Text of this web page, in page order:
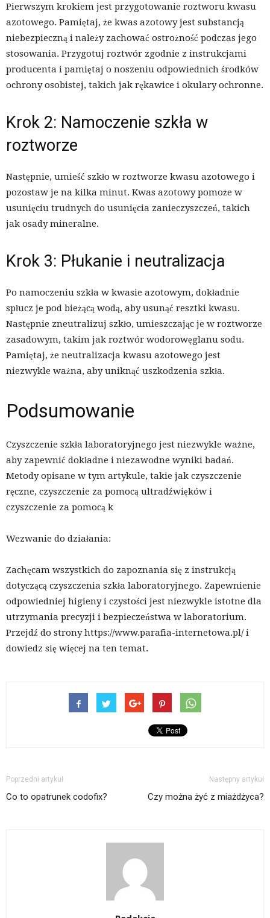
Pierwszym krokiem jest przygotowanie roztworu kwasu
azotowego. Pamiętaj, że kwas azotowy jest substancją
niebezpieczną i należy zachować ostrożność podczas jego
stosowania. Przygotuj roztwór zgodnie z instrukcjami
producenta i pamiętaj o noszeniu odpowiednich środków
ochrony osobistej, takich jak rękawice i okulary ochronne.
Krok 2: Namoczenie szkła w
roztworze
Następnie, umieść szkło w roztworze kwasu azotowego i
pozostaw je na kilka minut. Kwas azotowy pomoże w
usunięciu trudnych do usunięcia zanieczyszczeń, takich
jak osady mineralne.
Krok 3: Płukanie i neutralizacja
Po namoczeniu szkła w kwasie azotowym, dokładnie
spłucz je pod bieżącą wodą, aby usunąć resztki kwasu.
Następnie zneutralizuj szkło, umieszczając je w roztworze
zasadowym, takim jak roztwór wodorowęglanu sodu.
Pamiętaj, że neutralizacja kwasu azotowego jest
niezwykle ważna, aby uniknąć uszkodzenia szkła.
Podsumowanie
Czyszczenie szkła laboratoryjnego jest niezwykle ważne,
aby zapewnić dokładne i niezawodne wyniki badań.
Metody opisane w tym artykule, takie jak czyszczenie
ręczne, czyszczenie za pomocą ultradźwięków i
czyszczenie za pomocą k
Wezwanie do działania:
Zachęcam wszystkich do zapoznania się z instrukcją
dotyczącą czyszczenia szkła laboratoryjnego. Zapewnienie
odpowiedniej higieny i czystości jest niezwykle istotne dla
utrzymania precyzji i bezpieczeństwa w laboratorium.
Przejdź do strony https://www.parafia-internetowa.pl/ i
dowiedz się więcej na ten temat.
Poprzedni artykuł
Co to opatrunek codofix?
Następny artykuł
Czy można żyć z miażdżyca?